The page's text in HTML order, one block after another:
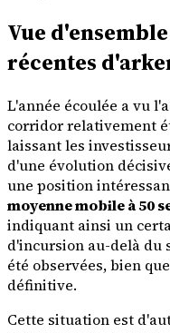
Vue
récentes
L'année écoulée a vu
corridor relativement
laissant les
d'une évolution
une position
moyenne mobile à 50
indiquant ainsi un
d'incursion au-delà du
été observées, bien
définitive.
Cette situation est